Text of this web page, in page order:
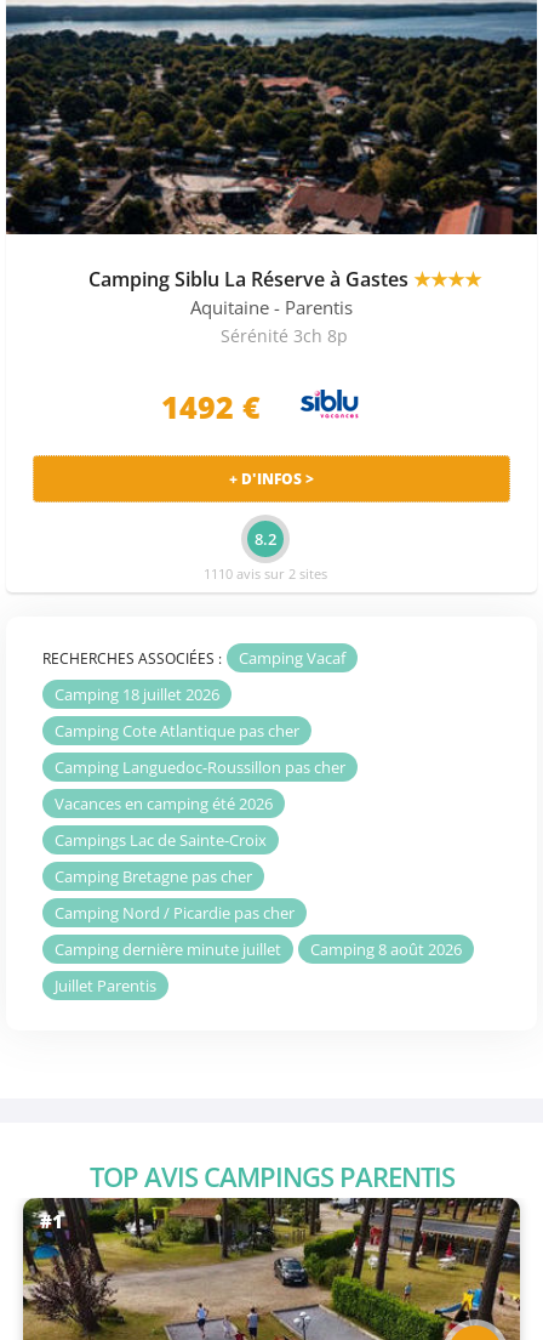
Camping Siblu La Réserve à Gastes ★★★★
Aquitaine - Parentis
Sérénité 3ch 8p
1492 €
+ D'INFOS >
8.2
1110 avis sur 2 sites
RECHERCHES ASSOCIÉES :
Camping Vacaf
Camping 18 juillet 2026
Camping Cote Atlantique pas cher
Camping Languedoc-Roussillon pas cher
Vacances en camping été 2026
Campings Lac de Sainte-Croix
Camping Bretagne pas cher
Camping Nord / Picardie pas cher
Camping dernière minute juillet
Camping 8 août 2026
Juillet Parentis
TOP AVIS CAMPINGS PARENTIS
#1